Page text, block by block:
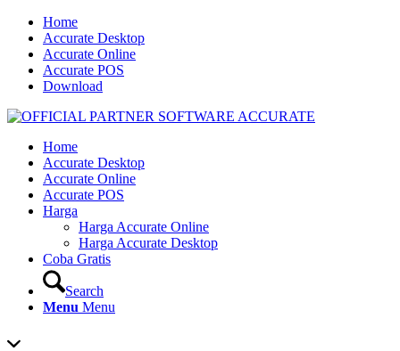
Home
Accurate Desktop
Accurate Online
Accurate POS
Download
Home
Accurate Desktop
Accurate Online
Accurate POS
Harga
Harga Accurate Online
Harga Accurate Desktop
Coba Gratis
Search
Menu Menu